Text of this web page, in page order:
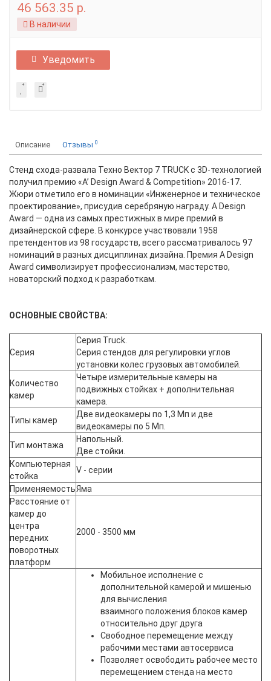
46 563.35 р.
В наличии
Уведомить
Описание Отзывы 0
Стенд схода-развала Техно Вектор 7 TRUCK с 3D-технологией
получил премию «A’ Design Award & Competition» 2016-17.
Жюри отметило его в номинации «Инженерное и техническое
проектирование», присудив серебряную награду. A Design
Award — одна из самых престижных в мире премий в
дизайнерской сфере. В конкурсе участвовали 1958
претендентов из 98 государств, всего рассматривалось 97
номинаций в разных дисциплинах дизайна. Премия A Design
Award символизирует профессионализм, мастерство,
новаторский подход к разработкам.
ОСНОВНЫЕ СВОЙСТВА:
Серия
Серия Truck.
Серия стендов для регулировки углов
установки колес грузовых автомобилей.
Количество
камер
Четыре измерительные камеры на
подвижных стойках + дополнительная
камера.
Типы камер
Две видеокамеры по 1,3 Мп и две
видеокамеры по 5 Мп.
Тип монтажа
Напольный.
Две стойки.
Компьютерная
стойка
V - серии
ПрименяемостьЯма
Расстояние от
камер до
центра
передних
поворотных
платформ
2000 - 3500 мм
Мобильное исполнение c
дополнительной камерой и мишенью
для вычисления
взаимного положения блоков камер
относительно друг друга
Свободное перемещение между
рабочими местами автосервиса
Позволяет освободить рабочее место
перемещением стенда на место